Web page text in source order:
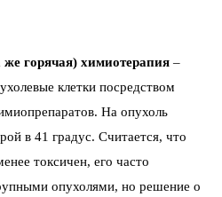
горячая) химиотерапия –
клетки посредством
На опухоль
в 41 градус. Считается, что
токсичен, его часто
опухолями, но решение о